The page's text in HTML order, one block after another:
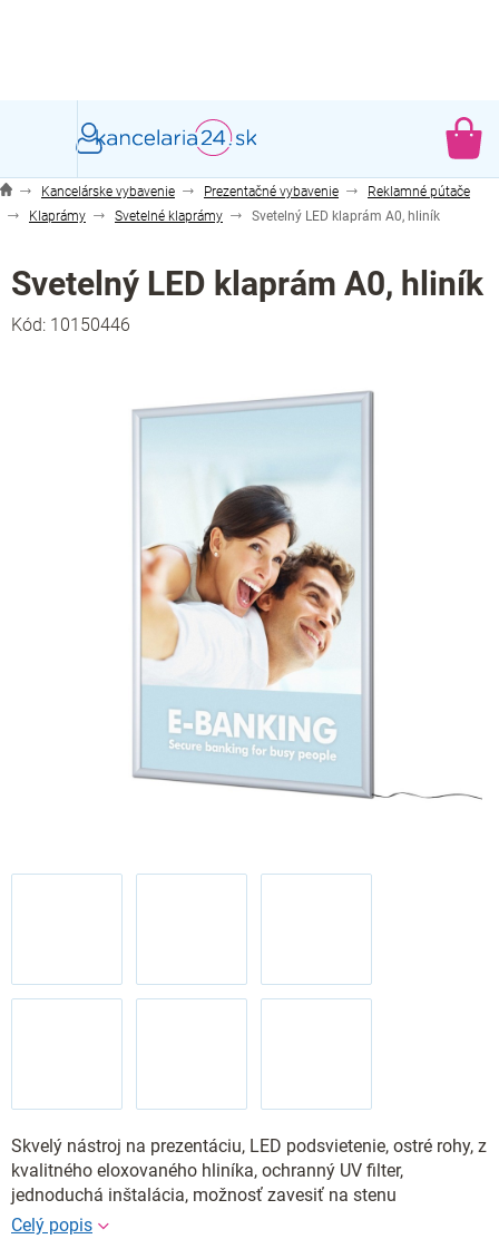
Kancelárske vybavenie Prezentačné vybavenie
Reklamné pútače
Klaprámy
Svetelné klaprámy Svetelný LED klaprám A0, hliník
Svetelný LED klaprám A0, hliník
Kód: 10150446
Skvelý nástroj na prezentáciu, LED podsvietenie, ostré rohy, z
kvalitného eloxovaného hliníka, ochranný UV filter,
jednoduchá inštalácia, možnosť zavesiť na stenu